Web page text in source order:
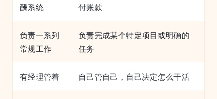
酬系统
付账款
负责一系列
常规工作
负责完成某个特定项目或明确的
任务
有经理管着 自己管自己，自己决定怎么干活